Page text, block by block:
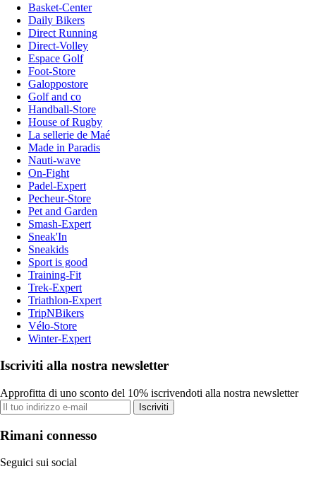
Basket-Center
Daily Bikers
Direct Running
Direct-Volley
Espace Golf
Foot-Store
Galoppostore
Golf and co
Handball-Store
House of Rugby
La sellerie de Maé
Made in Paradis
Nauti-wave
On-Fight
Padel-Expert
Pecheur-Store
Pet and Garden
Smash-Expert
Sneak'In
Sneakids
Sport is good
Training-Fit
Trek-Expert
Triathlon-Expert
TripNBikers
Vélo-Store
Winter-Expert
Iscriviti alla nostra newsletter
Approfitta di uno sconto del 10% iscrivendoti alla nostra newsletter
Iscriviti
Rimani connesso
Seguici sui social